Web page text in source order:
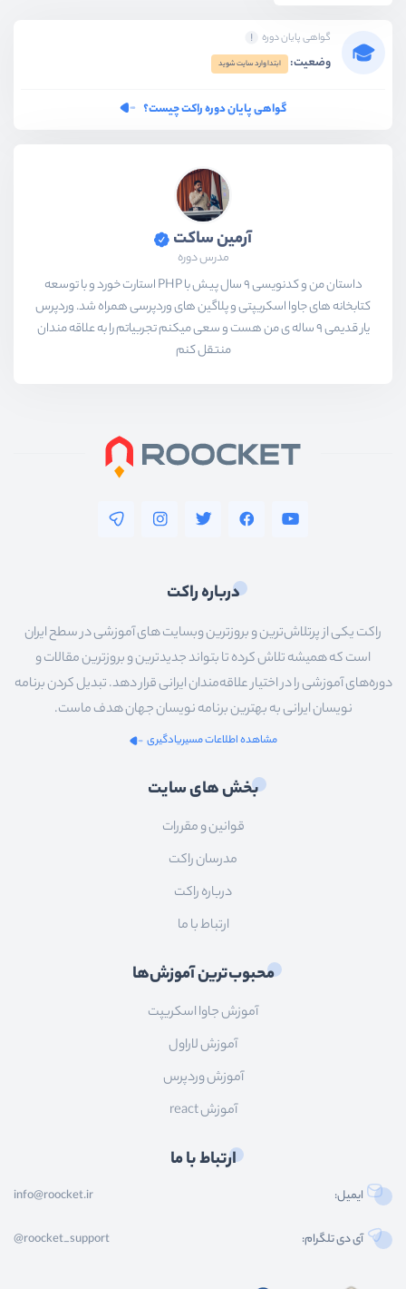
گواهی پایان دوره
وضعیت: ابتدا وارد سایت شوید
گواهی پایان دوره راکت چیست؟
آرمین ساکت
مدرس دوره
داستان من و کدنویسی 9 سال پیش با PHP استارت خورد و با توسعه
کتابخانه های جاوا اسکریپتی و پلاگین های وردپرسی همراه شد. وردپرس
یار قدیمی 9 ساله ی من هست و سعی میکنم تجربیاتم را به علاقه مندان
منتقل کنم
درباره راکت
راکت یکی از پرتلاش‌ترین و بروزترین وبسایت های آموزشی در سطح ایران
است که همیشه تلاش کرده تا بتواند جدیدترین و بروزترین مقالات و
دوره‌های آموزشی را در اختیار علاقه‌مندان ایرانی قرار دهد. تبدیل کردن برنامه
نویسان ایرانی به بهترین برنامه نویسان جهان هدف ماست.
مشاهده اطلاعات مسیریادگیری
بخش های سایت
قوانین و مقررات
مدرسان راکت
درباره راکت
ارتباط با ما
محبوب‌ترین آموزش‌ها
آموزش جاوا اسکریپت
آموزش لاراول
آموزش وردپرس
آموزش react
ارتباط با ما
ایمیل: info@roocket.ir
آی دی تلگرام: @roocket_support